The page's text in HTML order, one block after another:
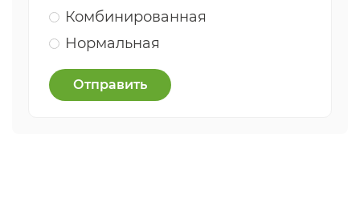
Комбинированная
Нормальная
Отправить